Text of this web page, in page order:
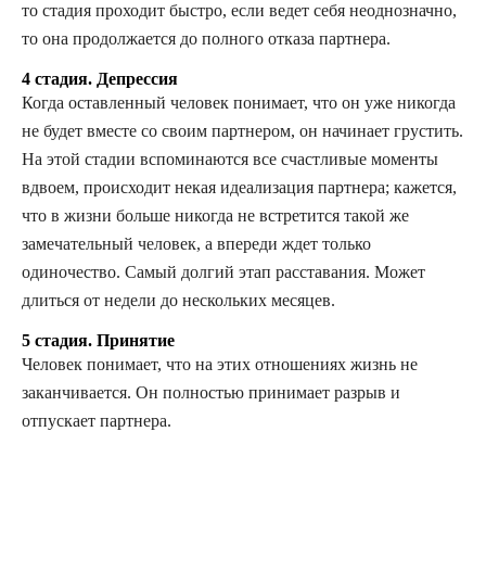
то стадия проходит быстро, если ведет себя неоднозначно,
то она продолжается до полного отказа партнера.
4 стадия. Депрессия
Когда оставленный человек понимает, что он уже никогда
не будет вместе со своим партнером, он начинает грустить.
На этой стадии вспоминаются все счастливые моменты
вдвоем, происходит некая идеализация партнера; кажется,
что в жизни больше никогда не встретится такой же
замечательный человек, а впереди ждет только
одиночество. Самый долгий этап расставания. Может
длиться от недели до нескольких месяцев.
5 стадия. Принятие
Человек понимает, что на этих отношениях жизнь не
заканчивается. Он полностью принимает разрыв и
отпускает партнера.